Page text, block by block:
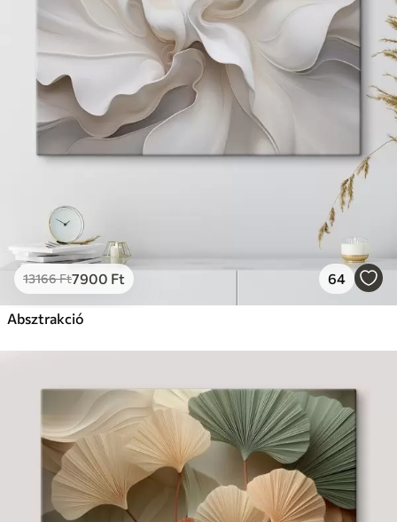
13166Ft7900 Ft 64
Absztrakció